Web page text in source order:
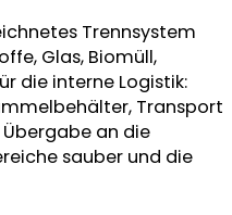
Trennsystem
Glas, Biomüll,
die interne Logistik:
Transport
an die
sauber und die